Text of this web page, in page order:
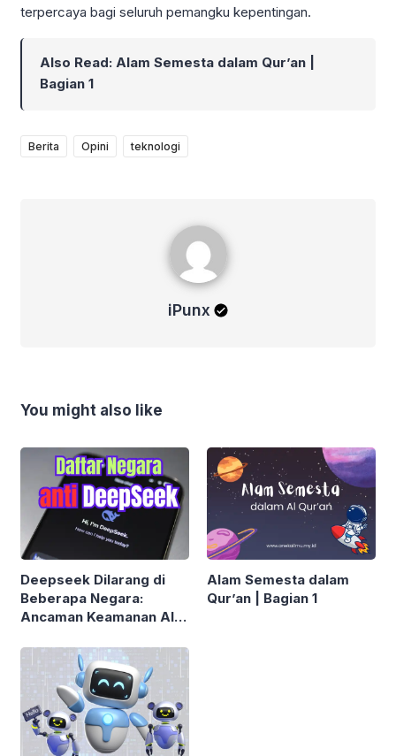
terpercaya bagi seluruh pemangku kepentingan.
Also Read: Alam Semesta dalam Qur’an |
Bagian 1
Berita Opini teknologi
iPunx
You might also like
Deepseek Dilarang di
Beberapa Negara:
Ancaman Keamanan AI
Alam Semesta dalam
Qur’an | Bagian 1